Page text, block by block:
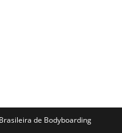
de Bodyboarding